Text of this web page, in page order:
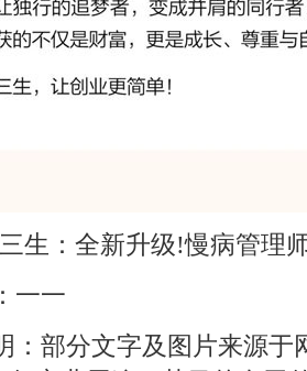
生：全新升级!慢病管理
一一
：部分文字及图片来源